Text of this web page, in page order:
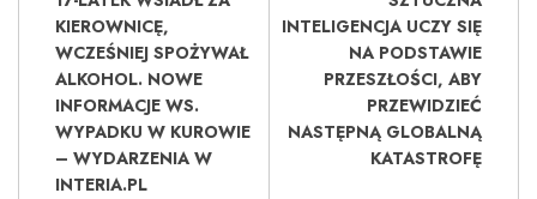
KIEROWNICĘ,
WCZEŚNIEJ SPOŻYWAŁ
ALKOHOL. NOWE
INFORMACJE WS.
WYPADKU W KUROWIE
– WYDARZENIA W
INTERIA.PL
INTELIGENCJA UCZY SIĘ
NA PODSTAWIE
PRZESZŁOŚCI, ABY
PRZEWIDZIEĆ
NASTĘPNĄ GLOBALNĄ
KATASTROFĘ